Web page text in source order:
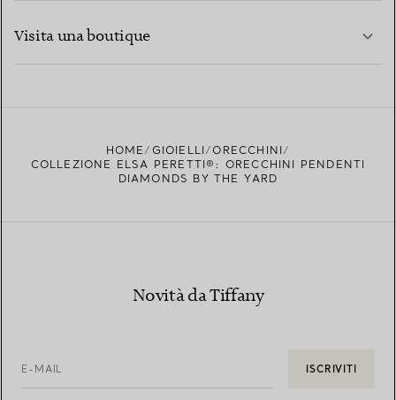
Visita una boutique
HOME GIOIELLI
ORECCHINI
COLLEZIONE ELSA PERETTI®: ORECCHINI PENDENTI
DIAMONDS BY THE YARD
Novità da Tiffany
E-MAIL ISCRIVITI